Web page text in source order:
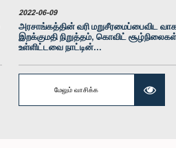
கௌரவ எம்.ஏ. சுமந்திரன், பா.உ.
கௌரவ
2022-06-09
அரசாங்கத்தின் வரி மறுசீரமைப்பைவிட
இறக்குமதி நிறுத்தம், கொவிட்
உள்ளிட்டவை நாட்டின்...
மேலும் வாசிக்க